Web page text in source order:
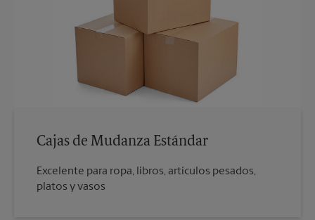
Cajas de Mudanza Estándar
Excelente para ropa, libros, artículos pesados,
platos y vasos